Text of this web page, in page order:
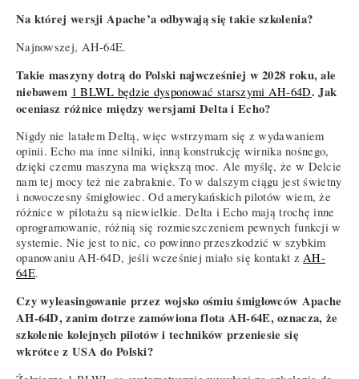
Na której wersji Apache’a odbywają się takie szkolenia?
Najnowszej, AH-64E.
Takie maszyny dotrą do Polski najwcześniej w 2028 roku, ale
niebawem 1 BLWL będzie dysponować starszymi AH-64D. Jak
oceniasz różnice między wersjami Delta i Echo?
Nigdy nie latałem Deltą, więc wstrzymam się z wydawaniem
opinii. Echo ma inne silniki, inną konstrukcję wirnika nośnego,
dzięki czemu maszyna ma większą moc. Ale myślę, że w Delcie
nam tej mocy też nie zabraknie. To w dalszym ciągu jest świetny
i nowoczesny śmigłowiec. Od amerykańskich pilotów wiem, że
różnice w pilotażu są niewielkie. Delta i Echo mają trochę inne
oprogramowanie, różnią się rozmieszczeniem pewnych funkcji w
systemie. Nie jest to nic, co powinno przeszkodzić w szybkim
opanowaniu AH-64D, jeśli wcześniej miało się kontakt zAH-
64E.
Czy wyleasingowanie przez wojsko ośmiu śmigłowców Apache
AH-64D, zanim dotrze zamówiona flota AH-64E, oznacza, że
szkolenie kolejnych pilotów i techników przeniesie się
wkrótce z USA do Polski?